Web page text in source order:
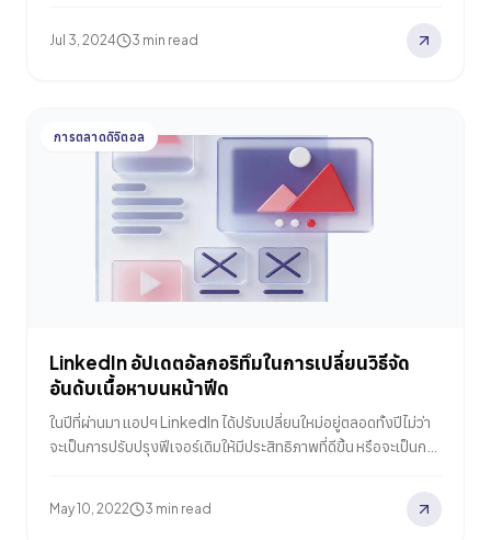
อย่างแม่นยำและมีประสิทธิภาพมากขึ้น ในบทความนี้เราจะพามา
Jul 3, 2024 3 min read
การตลาดดิจิตอล
LinkedIn อัปเดตอัลกอริทึมในการเปลี่ยนวิธีจัด
อันดับเนื้อหาบนหน้าฟีด
ในปีที่ผ่านมา แอปฯ LinkedIn ได้ปรับเปลี่ยนใหม่อยู่ตลอดทั้งปีไม่ว่า
จะเป็นการปรับปรุงฟีเจอร์เดิมให้มีประสิทธิภาพที่ดีขึ้น หรือจะเป็นการ
สร้างประสบการณ์ที่เป็นส่วนตัวที่มากขึ้น ด้วยการอัปเดตอัลกอริทึม
May 10, 2022 3 min read